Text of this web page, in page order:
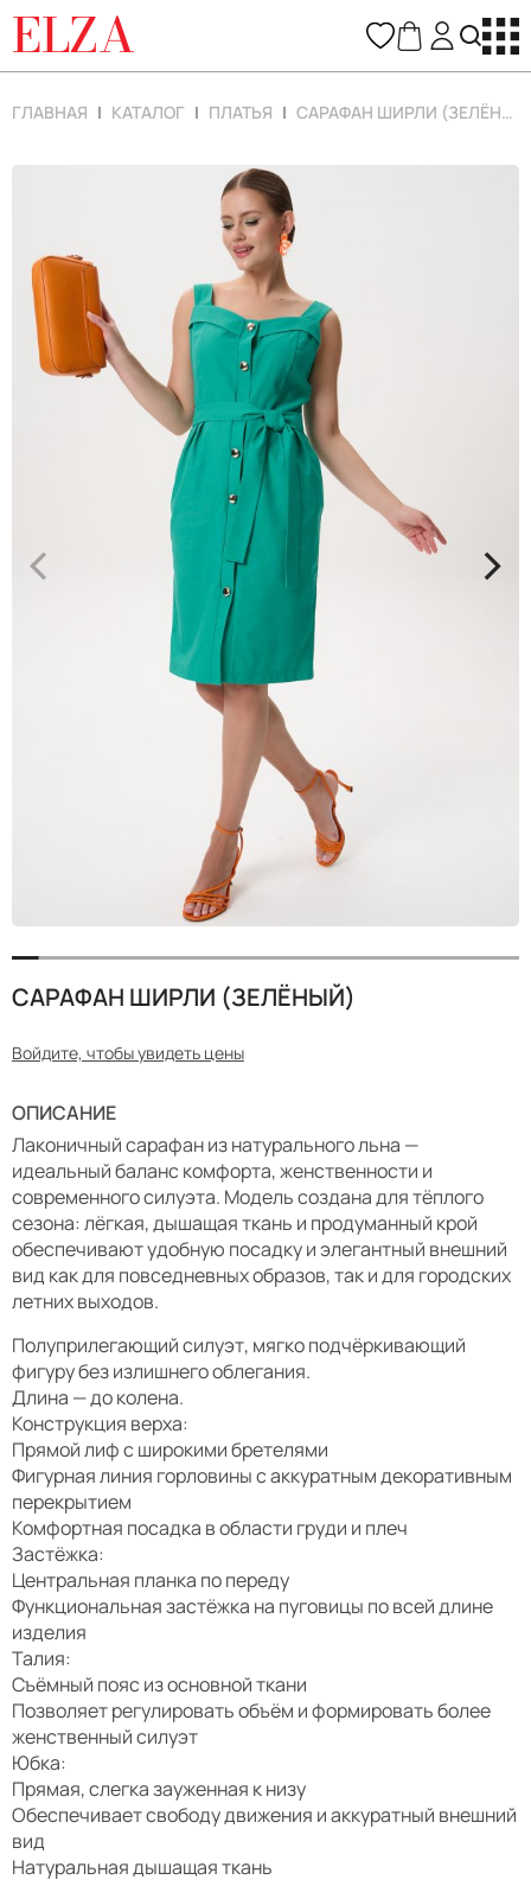
ELZA
ГЛАВНАЯ КАТАЛОГ ПЛАТЬЯ САРАФАН ШИРЛИ (ЗЕЛЁНЫЙ)
< >
САРАФАН ШИРЛИ (ЗЕЛЁНЫЙ)
Войдите, чтобы увидеть цены
ОПИСАНИЕ
Лаконичный сарафан из натурального льна —
идеальный баланс комфорта, женственности и
современного силуэта. Модель создана для тёплого
сезона: лёгкая, дышащая ткань и продуманный крой
обеспечивают удобную посадку и элегантный внешний
вид как для повседневных образов, так и для городских
летних выходов.
Полуприлегающий силуэт, мягко подчёркивающий
фигуру без излишнего облегания.
Длина — до колена.
Конструкция верха:
Прямой лиф с широкими бретелями
Фигурная линия горловины с аккуратным декоративным
перекрытием
Комфортная посадка в области груди и плеч
Застёжка:
Центральная планка по переду
Функциональная застёжка на пуговицы по всей длине
изделия
Талия:
Съёмный пояс из основной ткани
Позволяет регулировать объём и формировать более
женственный силуэт
Юбка:
Прямая, слегка зауженная к низу
Обеспечивает свободу движения и аккуратный внешний
вид
Натуральная дышащая ткань